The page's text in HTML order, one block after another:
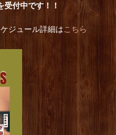
付中です！！
ジュール詳細はこちら